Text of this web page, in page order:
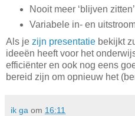
Nooit meer ‘blijven zitten’
Variabele in- en
Als je zijn presentatie bekijkt
ideeën heeft voor het
efficiënter en ook nog eens
bereid zijn om opnieuw het
ik ga om 16:11